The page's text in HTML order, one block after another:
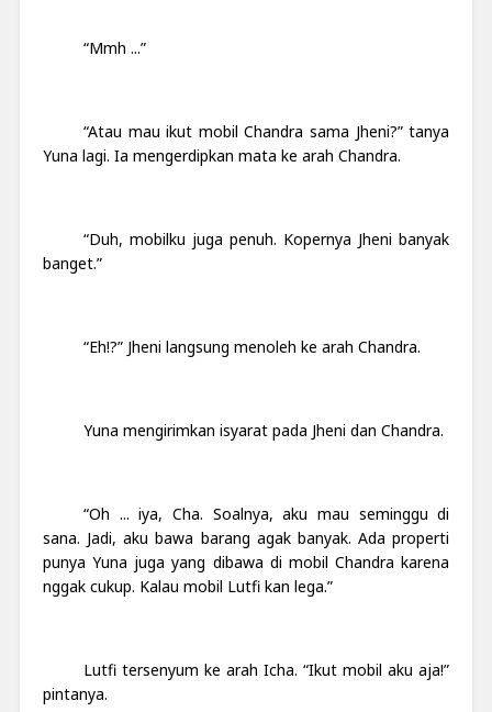
“Mmh ...”
“Atau mau ikut mobil Chandra sama Jheni?” tanya
Yuna lagi. Ia mengerdipkan mata ke arah Chandra.
“Duh, mobilku juga penuh. Kopernya Jheni banyak
banget.”
“Eh!?” Jheni langsung menoleh ke arah Chandra.
Yuna mengirimkan isyarat pada Jheni dan Chandra.
“Oh ... iya, Cha. Soalnya, aku mau seminggu di
sana. Jadi, aku bawa barang agak banyak. Ada properti
punya Yuna juga yang dibawa di mobil Chandra karena
nggak cukup. Kalau mobil Lutfi kan lega.”
Lutfi tersenyum ke arah Icha. “Ikut mobil aku aja!”
pintanya.